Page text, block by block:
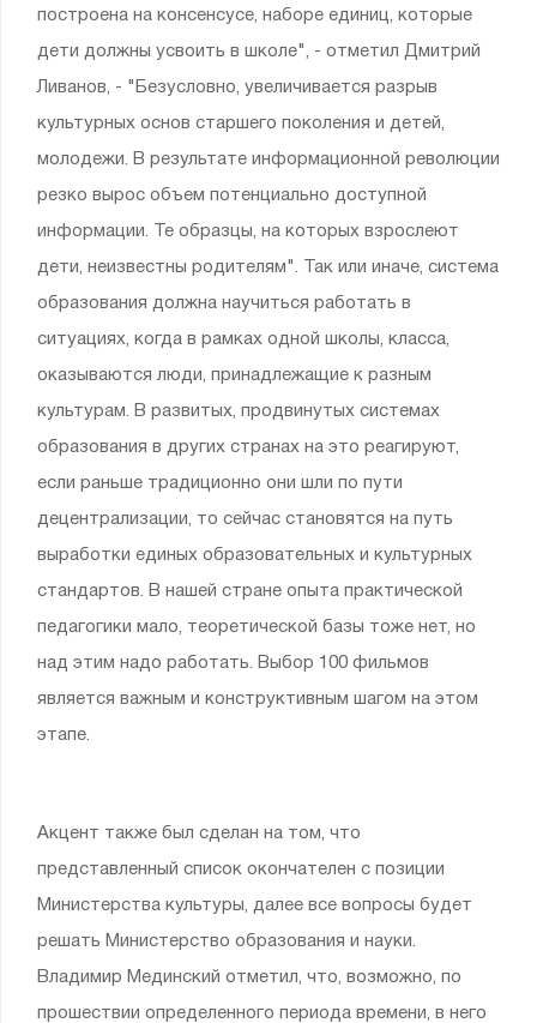
построена на консенсусе, наборе единиц, которые
дети должны усвоить в школе", - отметил Дмитрий
Ливанов, - "Безусловно, увеличивается разрыв
культурных основ старшего поколения и детей,
молодежи. В результате информационной революции
резко вырос объем потенциально доступной
информации. Те образцы, на которых взрослеют
дети, неизвестны родителям". Так или иначе, система
образования должна научиться работать в
ситуациях, когда в рамках одной школы, класса,
оказываются люди, принадлежащие к разным
культурам. В развитых, продвинутых системах
образования в других странах на это реагируют,
если раньше традиционно они шли по пути
децентрализации, то сейчас становятся на путь
выработки единых образовательных и культурных
стандартов. В нашей стране опыта практической
педагогики мало, теоретической базы тоже нет, но
над этим надо работать. Выбор 100 фильмов
является важным и конструктивным шагом на этом
этапе.
Акцент также был сделан на том, что
представленный список окончателен с позиции
Министерства культуры, далее все вопросы будет
решать Министерство образования и науки.
Владимир Мединский отметил, что, возможно, по
прошествии определенного периода времени, в него